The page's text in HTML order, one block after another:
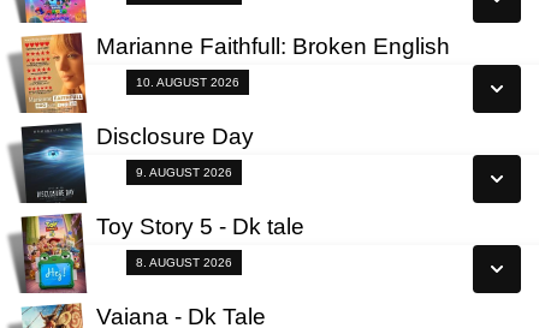
Se alle dage
Marianne Faithfull: Broken English
10. AUGUST 2026Fra 10.08.2026
Se alle dage
Disclosure Day
9. AUGUST 2026
Se alle dage
Toy Story 5 - Dk tale
8. AUGUST 2026
Vaiana - Dk Tale